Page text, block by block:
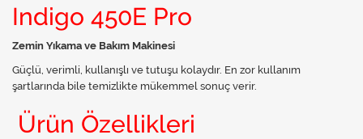
Indigo 450E Pro
Zemin Yıkama ve Bakım Makinesi
Güçlü, verimli, kullanışlı ve tutuşu kolaydır. En zor kullanım
şartlarında bile temizlikte mükemmel sonuç verir.
Ürün Özellikleri